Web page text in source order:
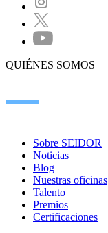
QUIÉNES SOMOS
Sobre SEIDOR
Noticias
Blog
Nuestras oficinas
Talento
Premios
Certificaciones